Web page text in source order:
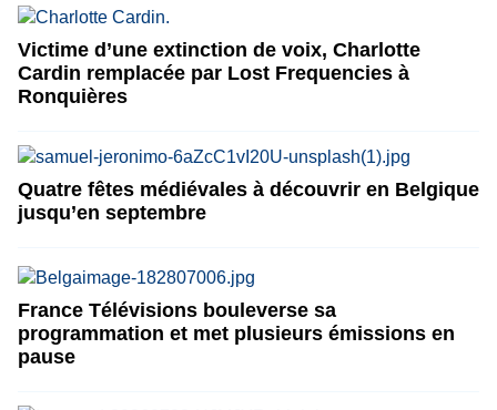
Victime d’une extinction de voix, Charlotte
Cardin remplacée par Lost Frequencies à
Ronquières
Quatre fêtes médiévales à découvrir en Belgique
jusqu’en septembre
France Télévisions bouleverse sa
programmation et met plusieurs émissions en
pause